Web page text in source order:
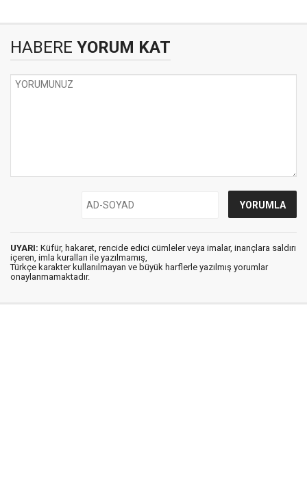
HABERE YORUM KAT
UYARI: Küfür, hakaret, rencide edici cümleler veya imalar, inançlara saldırı
içeren, imla kuralları ile yazılmamış,
Türkçe karakter kullanılmayan ve büyük harflerle yazılmış yorumlar
onaylanmamaktadır.